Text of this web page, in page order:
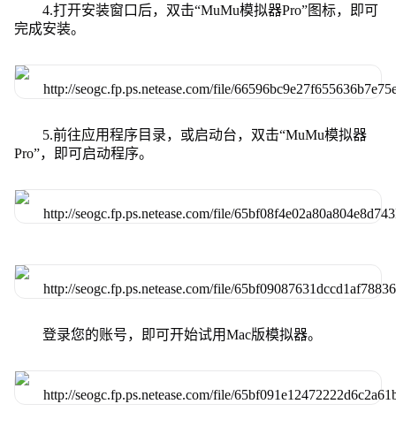
4.打开安装窗口后，双击“MuMu模拟器Pro”图标，即可
完成安装。
5.前往应用程序目录，或启动台，双击“MuMu模拟器
Pro”，即可启动程序。
登录您的账号，即可开始试用Mac版模拟器。